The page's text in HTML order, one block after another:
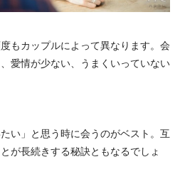
もカップルによって異なります。会
愛情が少ない、うまくいっていない
い」と思う時に会うのがベスト。互
が長続きする秘訣ともなるでしょ